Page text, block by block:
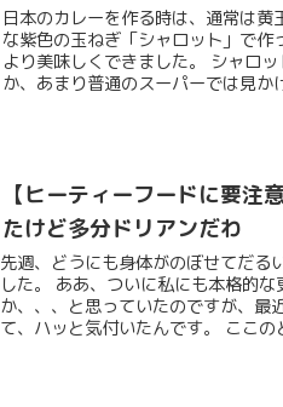
日本のカレーを作る時は、通常は
な紫色の玉ねぎ「シャロット」で
より美味しくできました。 シャロ
か、あまり普通のスーパーでは見か
【ヒーティーフードに要注
たけど多分ドリアンだわ
先週、どうにも身体がのぼせてだる
した。 ああ、ついに私にも本格的
か、、、と思っていたのですが、最
て、ハッと気付いたんです。 ここの